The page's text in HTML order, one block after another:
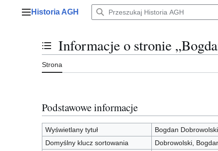
Menu główne
Historia AGH
Przełącz stan spisu treści
Informacje o stronie
Strona
Podstawowe informacje
Wyświetlany tytuł
Bogdan Dobrowolski
Domyślny klucz sortowania
Dobrowolski,